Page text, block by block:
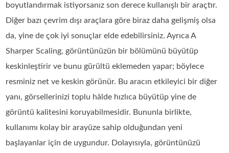
boyutlandırmak istiyorsanız son derece kullanışlı bir araçtır.
Diğer bazı çevrim dışı araçlara göre biraz daha gelişmiş olsa
da, yine de çok iyi sonuçlar elde edebilirsiniz. Ayrıca A
Sharper Scaling, görüntünüzün bir bölümünü büyütüp
keskinleştirir ve bunu gürültü eklemeden yapar; böylece
resminiz net ve keskin görünür. Bu aracın etkileyici bir diğer
yanı, görsellerinizi toplu hâlde hızlıca büyütüp yine de
görüntü kalitesini koruyabilmesidir. Bununla birlikte,
kullanımı kolay bir arayüze sahip olduğundan yeni
başlayanlar için de uygundur. Dolayısıyla, görüntünüzü